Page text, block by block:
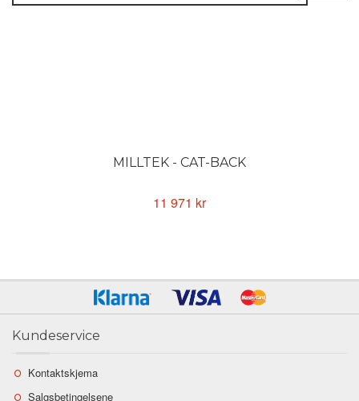
MILLTEK - CAT-BACK
11 971 kr
Kundeservice
Kontaktskjema
Salgsbetingelsene